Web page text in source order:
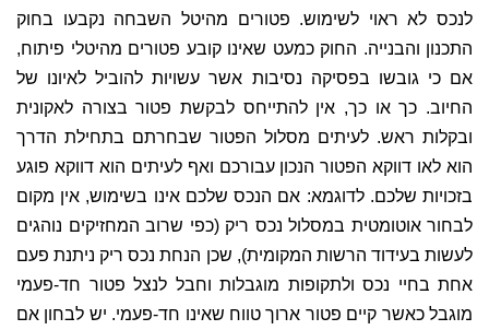
לנכס לא ראוי לשימוש. פטורים מהיטל השבחה נקבעו בחוק
התכנון והבנייה. החוק כמעט שאינו קובע פטורים מהיטלי פיתוח,
אם כי גובשו בפסיקה נסיבות אשר עשויות להוביל לאיונו של
החיוב. כך או כך, אין להתייחס לבקשת פטור בצורה לאקונית
ובקלות ראש. לעיתים מסלול הפטור שבחרתם בתחילת הדרך
הוא לאו דווקא הפטור הנכון עבורכם ואף לעיתים הוא דווקא פוגע
בזכויות שלכם. לדוגמא: אם הנכס שלכם אינו בשימוש, אין מקום
לבחור אוטומטית במסלול נכס ריק (כפי שרוב המחזיקים נוהגים
לעשות בעידוד הרשות המקומית), שכן הנחת נכס ריק ניתנת פעם
אחת בחיי נכס ולתקופות מוגבלות וחבל לנצל פטור חד-פעמי
מוגבל כאשר קיים פטור ארוך טווח שאינו חד-פעמי. יש לבחון אם